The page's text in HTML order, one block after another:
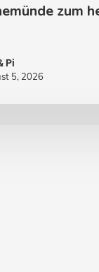
zum
Pi
5, 2026